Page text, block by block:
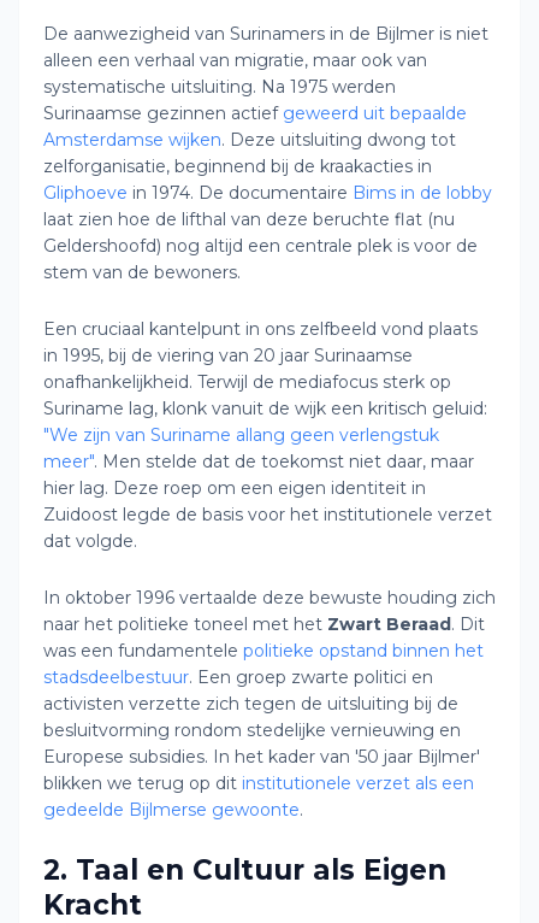
De aanwezigheid van Surinamers in de Bijlmer is niet
alleen een verhaal van migratie, maar ook van
systematische uitsluiting. Na 1975 werden
Surinaamse gezinnen actief geweerd uit bepaalde
Amsterdamse wijken. Deze uitsluiting dwong tot
zelforganisatie, beginnend bij de kraakacties in
Gliphoeve in 1974. De documentaire Bims in de lobby
laat zien hoe de lifthal van deze beruchte flat (nu
Geldershoofd) nog altijd een centrale plek is voor de
stem van de bewoners.
Een cruciaal kantelpunt in ons zelfbeeld vond plaats
in 1995, bij de viering van 20 jaar Surinaamse
onafhankelijkheid. Terwijl de mediafocus sterk op
Suriname lag, klonk vanuit de wijk een kritisch geluid:
"We zijn van Suriname allang geen verlengstuk
meer". Men stelde dat de toekomst niet daar, maar
hier lag. Deze roep om een eigen identiteit in
Zuidoost legde de basis voor het institutionele verzet
dat volgde.
In oktober 1996 vertaalde deze bewuste houding zich
naar het politieke toneel met het Zwart Beraad. Dit
was een fundamentele politieke opstand binnen het
stadsdeelbestuur. Een groep zwarte politici en
activisten verzette zich tegen de uitsluiting bij de
besluitvorming rondom stedelijke vernieuwing en
Europese subsidies. In het kader van '50 jaar Bijlmer'
blikken we terug op dit institutionele verzet als een
gedeelde Bijlmerse gewoonte.
2. Taal en Cultuur als Eigen
Kracht